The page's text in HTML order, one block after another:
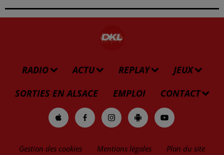
RADIO ACTU REPLAY
JEUX
SORTIES EN ALSACE
EMPLOI CONTACT
Gestion des cookies Mentions légales Plan du site